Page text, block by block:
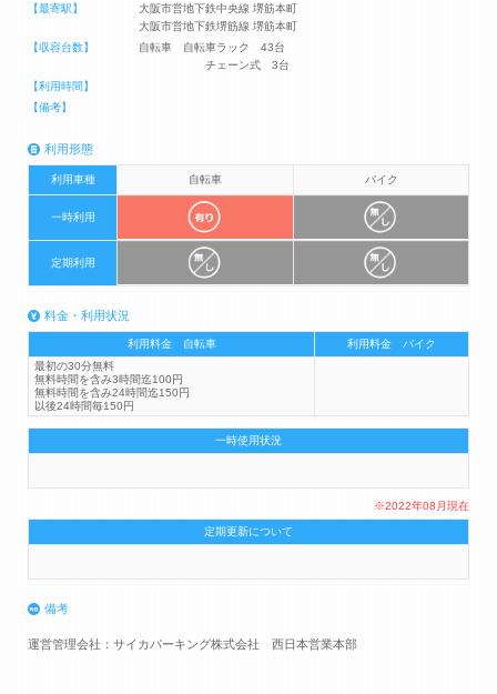
【最寄駅】
大阪市営地下鉄中央線 堺筋本町
大阪市営地下鉄堺筋線 堺筋本町
【収容台数】
自転車 自転車ラック 43台
チェーン式 3台
【利用時間】
【備考】
利用形態
利用車種 自転車 バイク
一時利用
定期利用
料金・利用状況
利用料金 自転車
利用料金 バイク
最初の30分無料
無料時間を含み3時間迄100円
無料時間を含み24時間迄150円
以後24時間毎150円
一時使用状況
※2022年08月現在
定期更新について
備考
運営管理会社：サイカパーキング株式会社 西日本営業本部